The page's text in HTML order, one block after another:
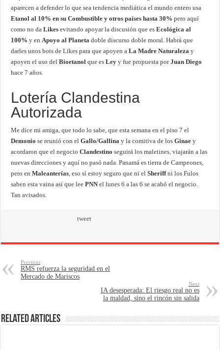
aparecen a defender lo que sea tendencia mediática el mundo entero usa
Etanol al 10% en su Combustible y otros países hasta 30% pero aquí
como no daLikes evitando apoyar la discusión que esEcológica al
100% y en Apoyo al Planeta doble discurso doble moral. Habrá que
darles unos bots de Likes para que apoyen aLa Madre Naturaleza y
apoyen el uso delBioetanolque esLeyy fue propuesta porJuan Diego
hace 7 años.
Lotería Clandestina
Autorizada
Me dice mi amiga, que todo lo sabe, que esta semana en el piso 7 el
Demoniose reunió con elGallo/Gallina y la comitiva de losGinae y
acordaron que el negocioClandestinoseguirá los maletines, viajarán a las
nuevas direcciones y aquí no pasó nada. Panamá es tierra de Campeones,
pero enMaleanterías , eso sí estoy seguro que ni elSheriffni los Fulos
saben esta vaina así que leePNNel lunes 6 a las 6 se acabó el negocio.
Tan avisados.
tweet
Previous
RMS refuerza la seguridad en el
Mercado de Mariscos
Next
IA desesperada: El riesgo real no es
la maldad, sino el rincón sin salida
Related Articles